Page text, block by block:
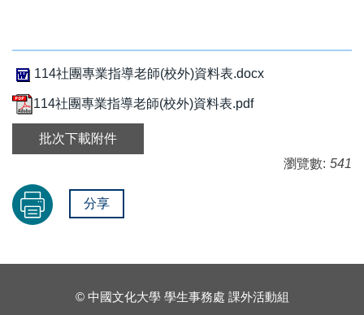
114社團專業指導老師(校外)資料表.docx
114社團專業指導老師(校外)資料表.pdf
批次下載附件
瀏覽數: 541
分享
© 中國文化大學 學生事務處 課外活動組